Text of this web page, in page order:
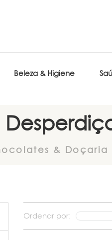
Beleza & Higiene
& Doçaria
Ordenar por: